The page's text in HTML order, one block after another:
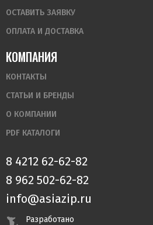
ОСТАВИТЬ ЗАЯВКУ
ОПЛАТА И ДОСТАВКА
КОМПАНИЯ
КОНТАКТЫ
СТАТЬИ И БРЕНДЫ
О КОМПАНИИ
PDF КАТАЛОГИ
8 4212 62-62-82
8 962 502-62-82
info@asiazip.ru
Разработано